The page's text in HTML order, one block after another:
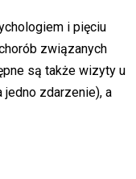
i pięciu
związanych
są także wizyty u
zdarzenie), a